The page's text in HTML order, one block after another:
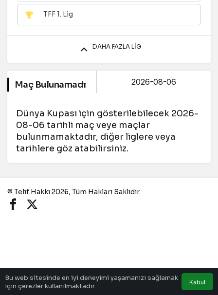
TFF 1. Lig
DAHA FAZLA LIG
Maç Bulunamadı
Dünya Kupası için gösterilebilecek 2026-
08-06 tarihli maç veye maçlar
bulunmamaktadır, diğer liglere veya
tarihlere göz atabilirsiniz.
Bu web sitesinde en iyi deneyimi yaşamanızı sağlamak
için çerezler kullanılmaktadır.
Kabul
© Telif Hakkı 2026, Tüm Hakları Saklıdır.